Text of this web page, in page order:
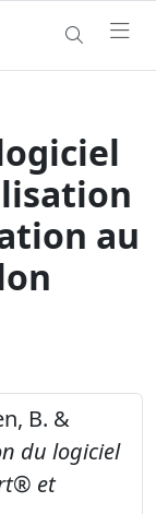
au
B. &
du logiciel
et